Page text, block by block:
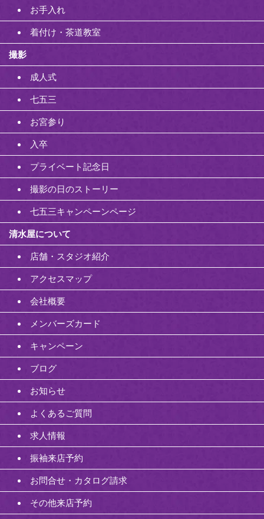
お手入れ
着付け・茶道教室
撮影
成人式
七五三
お宮参り
入卒
プライベート記念日
撮影の日のストーリー
七五三キャンペーンページ
清水屋について
店舗・スタジオ紹介
アクセスマップ
会社概要
メンバーズカード
キャンペーン
ブログ
お知らせ
よくあるご質問
求人情報
振袖来店予約
お問合せ・カタログ請求
その他来店予約